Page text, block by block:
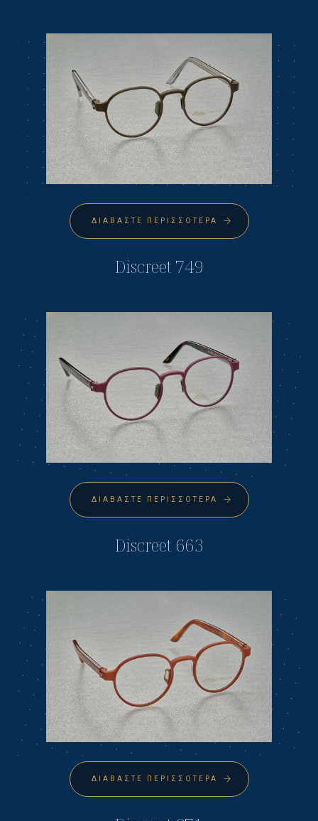
ΔΙΑΒΆΣΤΕ ΠΕΡΙΣΣΌΤΕΡΑ
Discreet 749
ΔΙΑΒΆΣΤΕ ΠΕΡΙΣΣΌΤΕΡΑ
Discreet 663
ΔΙΑΒΆΣΤΕ ΠΕΡΙΣΣΌΤΕΡΑ